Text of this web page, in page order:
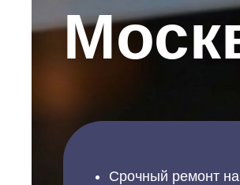
Срочный ремонт